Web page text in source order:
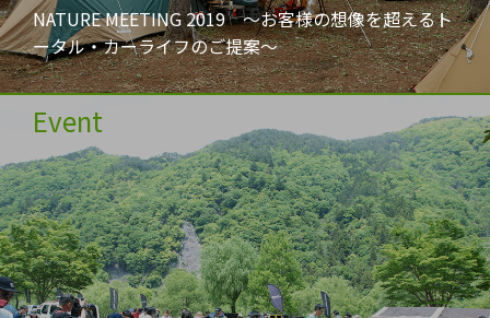
NATURE MEETING 2019 〜お客様の想像を超えるト
ータル・カーライフのご提案〜
Event